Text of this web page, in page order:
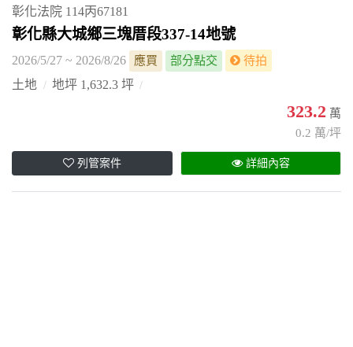
彰化法院 114丙67181
彰化縣大城鄉三塊厝段337-14地號
2026/5/27 ~ 2026/8/26 應買 部分點交 待拍
土地 地坪 1,632.3 坪
323.2 萬
0.2 萬/坪
列管案件 詳細內容